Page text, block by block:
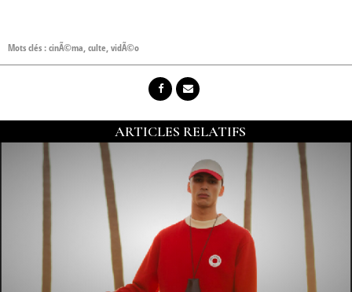
Mots clés :cinÃ©ma,culte,vidÃ©o
ARTICLES RELATIFS